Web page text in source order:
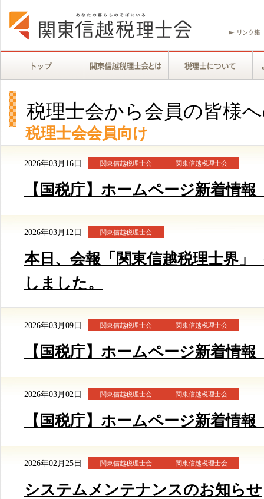
税理士会から会員の皆様
税理士会会員向け
2026年03月16日 関東信越税理士会 関東信越税理士会
【国税庁】ホームページ新着情報
2026年03月12日 関東信越税理士会
本日、会報「関東信越税理士界」
しました。
2026年03月09日 関東信越税理士会 関東信越税理士会
【国税庁】ホームページ新着情報
2026年03月02日 関東信越税理士会 関東信越税理士会
【国税庁】ホームページ新着情報
2026年02月25日 関東信越税理士会 関東信越税理士会
システムメンテナンスのお知らせ